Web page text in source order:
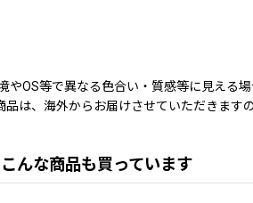
やOS等で異なる色合い・質感等に見える場
は、海外からお届けさせていただきます
んな商品も買っています